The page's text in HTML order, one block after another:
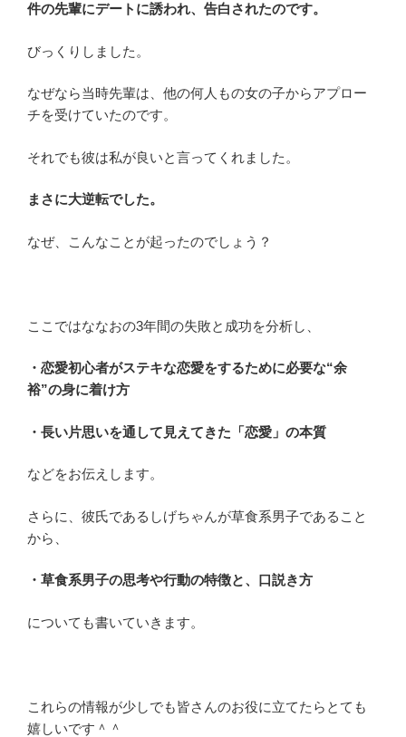
件の先輩にデートに誘われ、告白されたのです。
びっくりしました。
なぜなら当時先輩は、他の何人もの女の子からアプロー
チを受けていたのです。
それでも彼は私が良いと言ってくれました。
まさに大逆転でした。
なぜ、こんなことが起ったのでしょう？
ここではななおの3年間の失敗と成功を分析し、
・恋愛初心者がステキな恋愛をするために必要な“余
裕”の身に着け方
・長い片思いを通して見えてきた「恋愛」の本質
などをお伝えします。
さらに、彼氏であるしげちゃんが草食系男子であること
から、
・草食系男子の思考や行動の特徴と、口説き方
についても書いていきます。
これらの情報が少しでも皆さんのお役に立てたらとても
嬉しいです＾＾